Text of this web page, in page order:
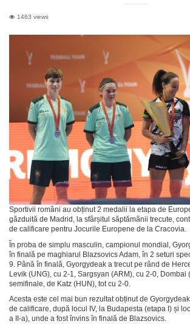
1463 views
Sportivii români au obținut 2 medalii la etapa de
găzduită de Madrid, la sfârșitul săptămânii trecute,
de calificare pentru Jocurile Europene de la Cracovia.
În proba de simplu masculin, campionul mondial,
în finală pe maghiarul Blazsovics Adam, în 2 seturi
9. Până în finală, Gyorgydeak a trecut pe rând de
Levik (UNG), cu 2-1, Sargsyan (ARM), cu 2-0, Dombai
semifinale, de Katz (HUN), tot cu 2-0.
Acesta este cel mai bun rezultat obținut de
de calificare, după locul IV, la Budapesta (etapa I) și
a II-a), unde a fost învins în finală de Blazsovics.